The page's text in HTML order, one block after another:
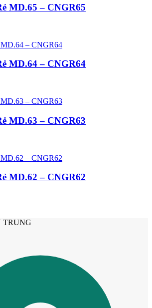
MD.65 – CNGR65
MD.64 – CNGR64
MD.63 – CNGR63
MD.62 – CNGR62
TRUNG